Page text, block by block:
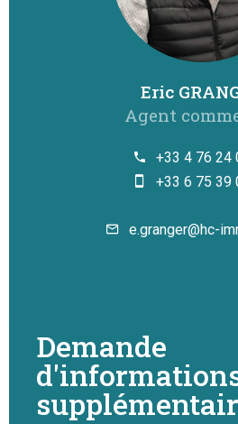
Eric
Agent
+33 4 76 24
+33 6 75 39
e.granger@hc-
Demande